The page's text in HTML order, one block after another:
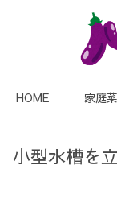
HOME 家庭
小型水槽を